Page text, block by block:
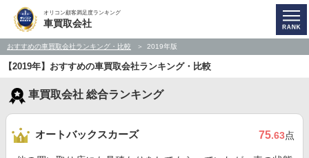
オリコン顧客満足度ランキング
車買取会社
おすすめの車買取会社ランキング・比較 2019年版
【2019年】おすすめの車買取会社ランキング・比較
車買取会社 総合ランキング
オートバックスカーズ 75.63点